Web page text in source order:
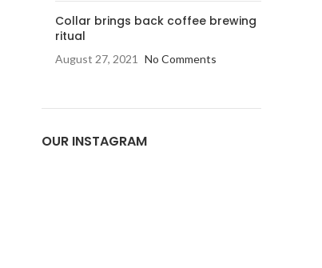
Collar brings back coffee brewing
ritual
August 27, 2021 No Comments
OUR INSTAGRAM